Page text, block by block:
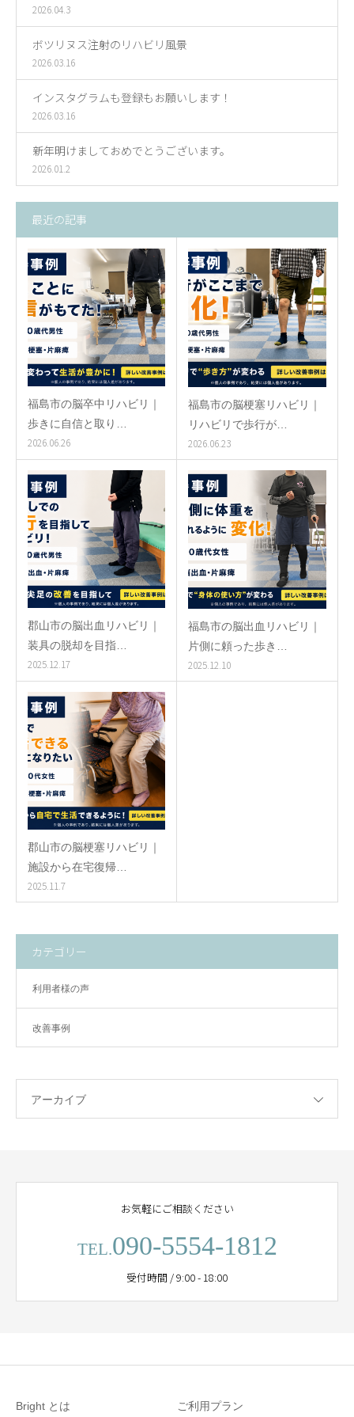
2026.04.3
ボツリヌス注射のリハビリ風景
2026.03.16
インスタグラムも登録もお願いします！
2026.03.16
新年明けましておめでとうございます。
2026.01.2
最近の記事
福島市の脳卒中リハビリ｜
歩きに自信と取り…
2026.06.26
福島市の脳梗塞リハビリ｜
リハビリで歩行が…
2026.06.23
郡山市の脳出血リハビリ｜
装具の脱却を目指…
2025.12.17
福島市の脳出血リハビリ｜
片側に頼った歩き…
2025.12.10
郡山市の脳梗塞リハビリ｜
施設から在宅復帰…
2025.11.7
カテゴリー
利用者様の声
改善事例
アーカイブ
お気軽にご相談ください
TEL.090-5554-1812
受付時間 / 9:00 - 18:00
Bright とは ご利用プラン